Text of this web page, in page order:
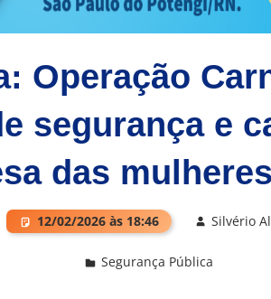
Operação
segurança e
das
12/02/2026 às 18:46
Segurança Pública